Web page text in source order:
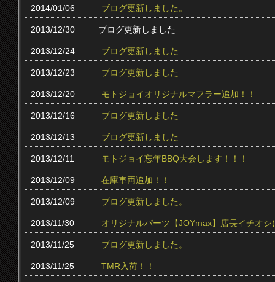
2014/01/06 ブログ更新しました。
2013/12/30 ブログ更新しました
2013/12/24 ブログ更新しました
2013/12/23 ブログ更新しました
2013/12/20 モトジョイオリジナルマフラー追加！！
2013/12/16 ブログ更新しました
2013/12/13 ブログ更新しました
2013/12/11 モトジョイ忘年BBQ大会します！！！
2013/12/09 在庫車両追加！！
2013/12/09 ブログ更新しました。
2013/11/30 オリジナルパーツ【JOYmax】店長イチオ
2013/11/25 ブログ更新しました。
2013/11/25 TMR入荷！！